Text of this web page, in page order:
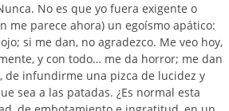
No es que yo fuera exigente o
me parece ahora) un egoísmo apático:
si me dan, no agradezco. Me veo hoy,
y con todo… me da horror; me dan
de infundirme una pizca de lucidez y
sea a las patadas. ¿Es normal esta